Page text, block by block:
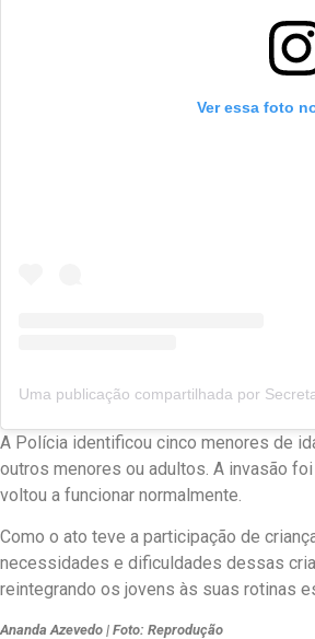
Ver essa foto
A Polícia identificou cinco menores de
outros menores ou adultos. A invasão
voltou a funcionar normalmente.
Como o ato teve a participação de
necessidades e dificuldades dessas
reintegrando os jovens às suas rotinas
Ananda Azevedo | Foto: Reprodução